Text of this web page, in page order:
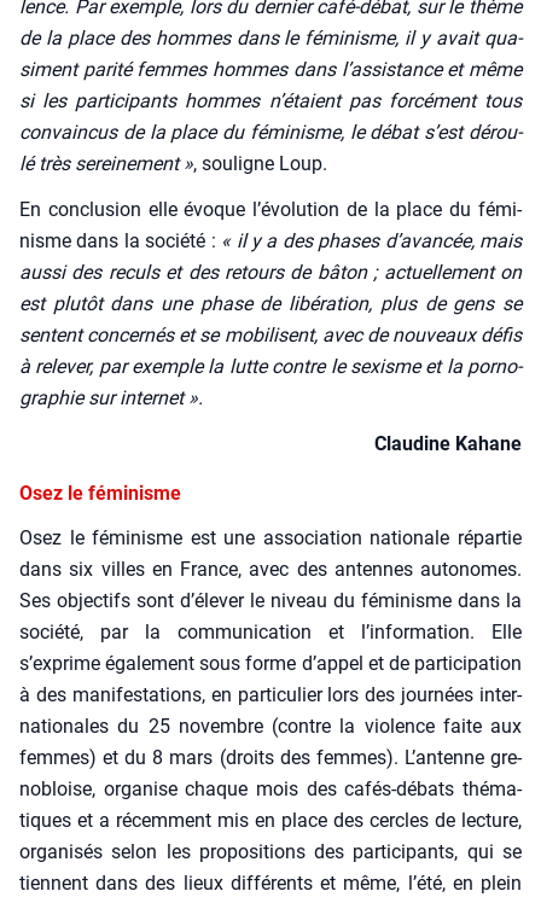
lence. Par exemple, lors du der­nier café-débat, sur le thème
de la place des hommes dans le fémi­nisme, il y avait qua­
si­ment pari­té femmes hommes dans l’assistance et même
si les par­ti­ci­pants hommes n’étaient pas for­cé­ment tous
convain­cus de la place du fémi­nisme, le débat s’est dérou­
lé très serei­ne­ment », sou­ligne Loup.
En conclu­sion elle évoque l’évolution de la place du fémi­
nisme dans la socié­té : « il y a des phases d’avancée, mais
aus­si des reculs et des retours de bâton ; actuel­le­ment on
est plu­tôt dans une phase de libé­ra­tion, plus de gens se
sentent concer­nés et se mobi­lisent, avec de nou­veaux défis
à rele­ver, par exemple la lutte contre le sexisme et la por­no­
gra­phie sur inter­net ».
Clau­dine Kahane
Osez le féminisme
Osez le fémi­nisme est une asso­cia­tion natio­nale répar­tie
dans six villes en France, avec des antennes auto­nomes.
Ses objec­tifs sont d’élever le niveau du fémi­nisme dans la
socié­té, par la com­mu­ni­ca­tion et l’information. Elle
s’exprime éga­le­ment sous forme d’appel et de par­ti­ci­pa­tion
à des mani­fes­ta­tions, en par­ti­cu­lier lors des jour­nées inter­
na­tio­nales du 25 novembre (contre la vio­lence faite aux
femmes) et du 8 mars (droits des femmes). L’antenne gre­
no­bloise, orga­nise chaque mois des cafés-débats thé­ma­
tiques et a récem­ment mis en place des cercles de lec­ture,
orga­ni­sés selon les pro­po­si­tions des par­ti­ci­pants, qui se
tiennent dans des lieux dif­fé­rents et même, l’été, en plein